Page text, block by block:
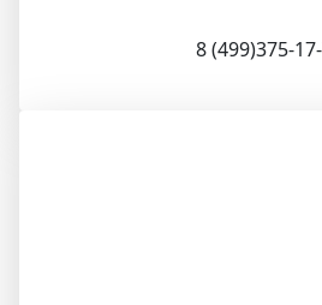
8 (499)375-